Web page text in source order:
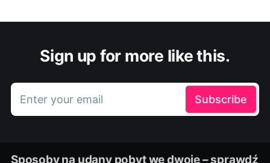
Sign up for more like this.
Enter your email Subscribe
Sposoby na udany pobyt we dwoje – sprawdź